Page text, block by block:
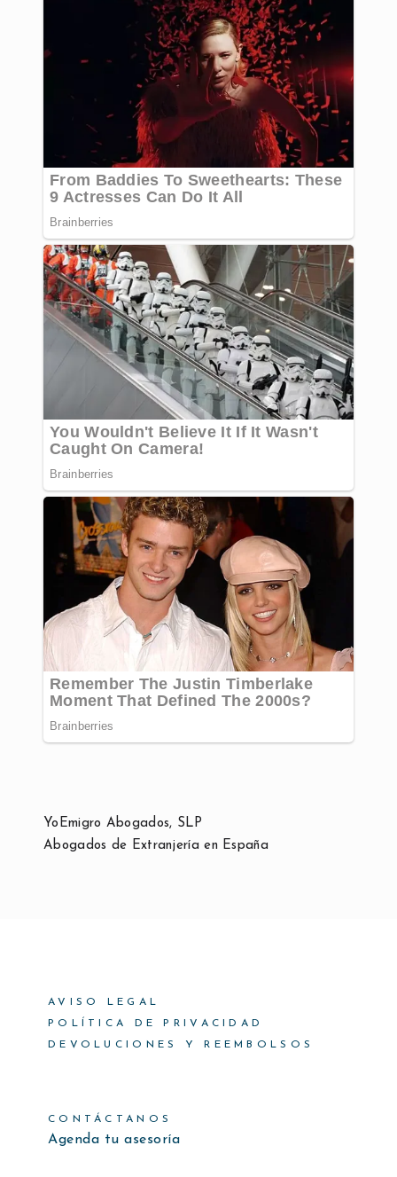
YoEmigro Abogados, SLP
Abogados de Extranjería en España
AVISO LEGAL
POLÍTICA DE PRIVACIDAD
DEVOLUCIONES Y REEMBOLSOS
CONTÁCTANOS
Agenda tu asesoría